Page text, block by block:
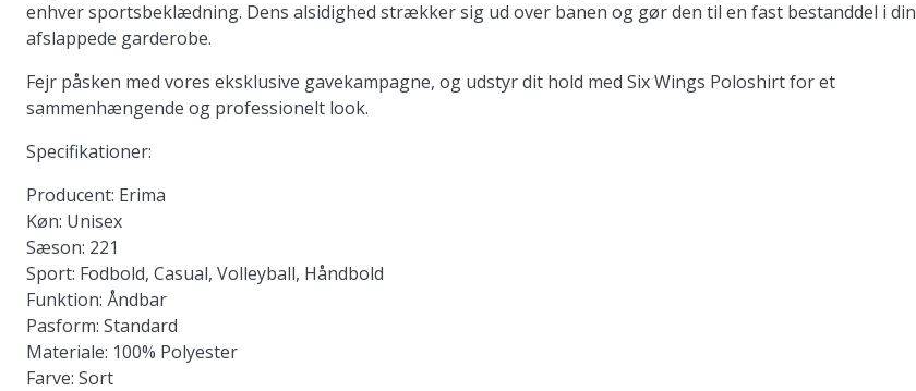
enhver sportsbeklædning. Dens alsidighed strækker sig ud over banen og gør den til en fast bestanddel i din
afslappede garderobe.
Fejr påsken med vores eksklusive gavekampagne, og udstyr dit hold med Six Wings Poloshirt for et
sammenhængende og professionelt look.
Specifikationer:
Producent: Erima
Køn: Unisex
Sæson: 221
Sport: Fodbold, Casual, Volleyball, Håndbold
Funktion: Åndbar
Pasform: Standard
Materiale: 100% Polyester
Farve: Sort